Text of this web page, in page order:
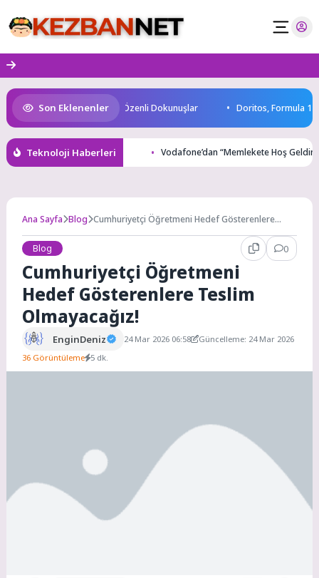
to
content
Son Eklenenler
Ortak Yaşam Alanlarına Özenli Dokunuşlar Doritos, Formula 1
Teknoloji Haberleri Vodafone’dan “Memlekete Hoş
Ana Sayfa Blog Cumhuriyetçi Öğretmeni Hedef Gösterenlere
Blog
0
Cumhuriyetçi Öğretmeni
Hedef Gösterenlere Teslim
Olmayacağız!
EnginDeniz 24 Mar 2026 06:58
Güncelleme: 24 Mar 2026
36 Görüntüleme 5 dk.